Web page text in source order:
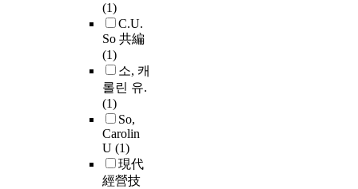
(1)
C.U.
So 共編
(1)
소, 캐
롤린 유.
(1)
So,
Carolin
U (1)
現代
經營技